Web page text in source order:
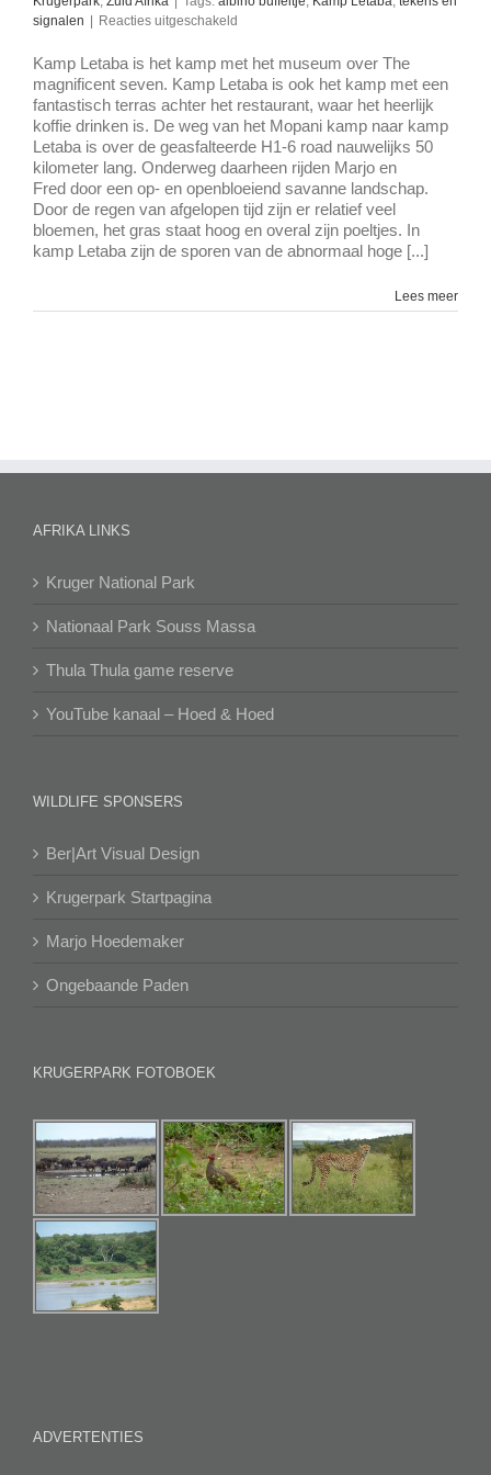
signalen | Reacties uitgeschakeld
Letaba
–
Krugerpark
Kamp Letaba is het kamp met het museum over The
magnificent seven. Kamp Letaba is ook het kamp met een
fantastisch terras achter het restaurant, waar het heerlijk
koffie drinken is. De weg van het Mopani kamp naar kamp
Letaba is over de geasfalteerde H1-6 road nauwelijks 50
kilometer lang. Onderweg daarheen rijden Marjo en
Fred door een op- en openbloeiend savanne landschap.
Door de regen van afgelopen tijd zijn er relatief veel
bloemen, het gras staat hoog en overal zijn poeltjes. In
kamp Letaba zijn de sporen van de abnormaal hoge [...]
Lees meer
AFRIKA LINKS
Kruger National Park
Nationaal Park Souss Massa
Thula Thula game reserve
YouTube kanaal – Hoed & Hoed
WILDLIFE SPONSERS
Ber|Art Visual Design
Krugerpark Startpagina
Marjo Hoedemaker
Ongebaande Paden
KRUGERPARK FOTOBOEK
ADVERTENTIES